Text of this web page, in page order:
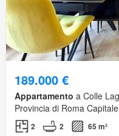
189.000 €
Appartamento a Colle
Provincia di Roma Capitale
2 2 65 m²